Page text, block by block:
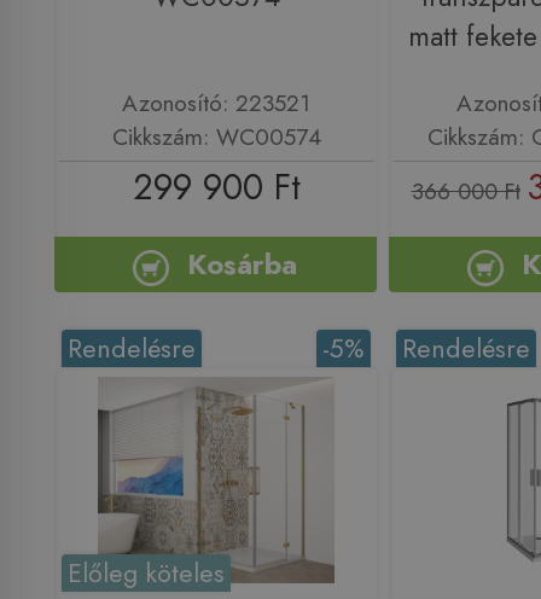
Azonosító: 223521
Cikkszám: WC00574
299 900 Ft
Kosárba
matt
Cikkszám:
366 000 Ft
-5%
Rendelésre
Előleg köteles
Rendelésre